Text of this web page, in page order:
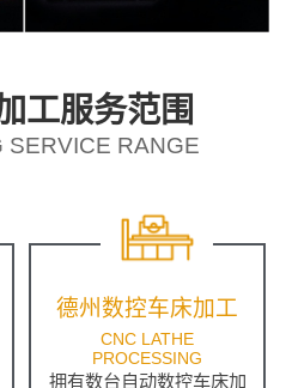
工服务范围
SERVICE RANGE
德州数控车床加工
CNC LATHE
PROCESSING
拥有数台自动数控车床加